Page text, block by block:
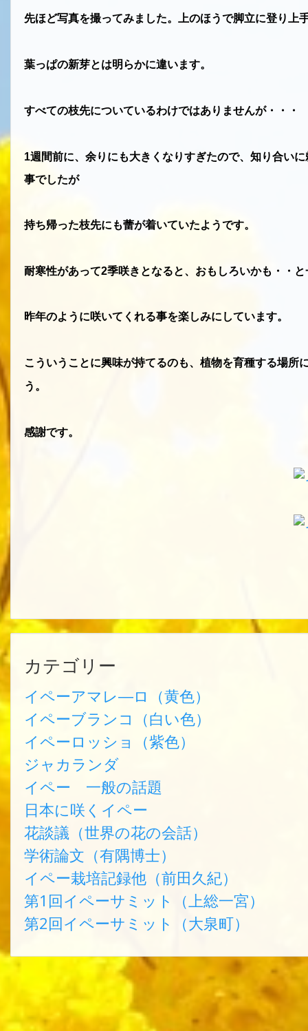
先ほど写真を撮ってみました。上のほうで脚立に登り上
葉っぱの新芽とは明らかに違います。
すべての枝先についているわけではありませんが・・・
1週間前に、余りにも大きくなりすぎたので、知り合い
事でしたが
持ち帰った枝先にも蕾が着いていたようです。
耐寒性があって2季咲きとなると、おもしろいかも・・
昨年のように咲いてくれる事を楽しみにしています。
こういうことに興味が持てるのも、植物を育種する場所
う。
感謝です。
カテゴリー
イペーアマレ―ロ（黄色）
イペーブランコ（白い色）
イペーロッショ（紫色）
ジャカランダ
イペー 一般の話題
日本に咲くイペー
花談議（世界の花の会話）
学術論文（有隅博士）
イペー栽培記録他（前田久紀）
第1回イペーサミット（上総一宮）
第2回イペーサミット（大泉町）